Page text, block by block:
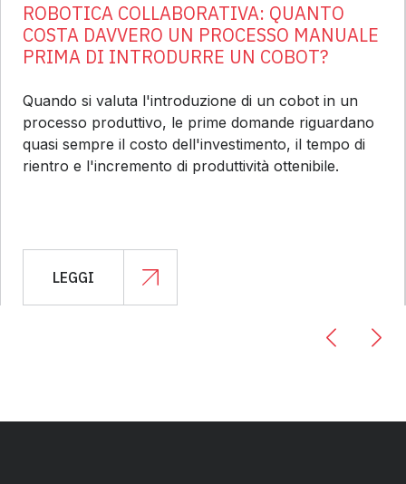
ROBOTICA COLLABORATIVA: QUANTO
COSTA DAVVERO UN PROCESSO MANUALE
PRIMA DI INTRODURRE UN COBOT?
Quando si valuta l'introduzione di un cobot in un
processo produttivo, le prime domande riguardano
quasi sempre il costo dell'investimento, il tempo di
rientro e l'incremento di produttività ottenibile.
LEGGI